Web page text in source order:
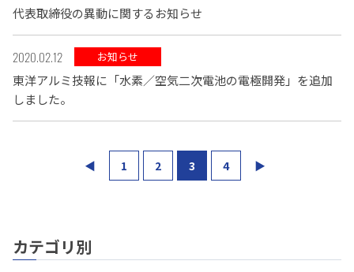
代表取締役の異動に関するお知らせ
2020.02.12 お知らせ
東洋アルミ技報に「水素／空気二次電池の電極開発」を追加
しました。
◀ 1 2 3 4 ▶
カテゴリ別